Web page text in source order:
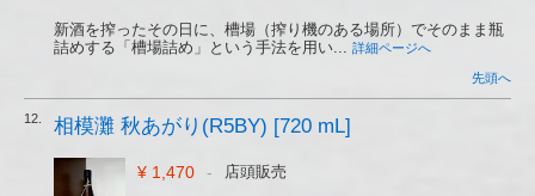
新酒を搾ったその日に、槽場（搾り機のある場所）でそのまま瓶
詰めする「槽場詰め」という手法を用い... 詳細ページへ
先頭へ
12. 相模灘 秋あがり(R5BY) [720 mL]
¥ 1,470 - 店頭販売